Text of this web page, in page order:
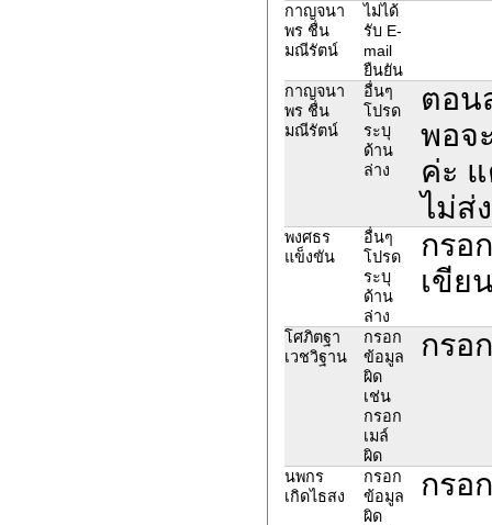
กาญจนา
พร ชื่น
มณีรัตน์
ไม่ได้
รับ E-
mail
ยืนยัน
กาญจนา
พร ชื่น
มณีรัตน์
อื่นๆ
โปรด
ระบุ
ด้าน
ล่าง
ตอน
พอจ
ค่ะ
ไม่ส่
พงศธร
แข็งขัน
อื่นๆ
โปรด
ระบุ
ด้าน
ล่าง
กรอ
เขีย
โศภิตฐา
เวชวิฐาน
กรอก
ข้อมูล
ผิด
เช่น
กรอก
เมล์
ผิด
กรอ
นพกร
เกิดไธสง
กรอก
ข้อมูล
ผิด
กรอ